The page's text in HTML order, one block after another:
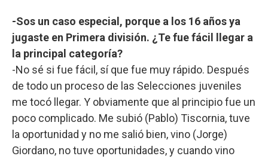
-Sos un caso especial, porque a los 16 años ya
jugaste en Primera división. ¿Te fue fácil llegar a
la principal categoría?
-No sé si fue fácil, sí que fue muy rápido. Después
de todo un proceso de las Selecciones juveniles
me tocó llegar. Y obviamente que al principio fue un
poco complicado. Me subió (Pablo) Tiscornia, tuve
la oportunidad y no me salió bien, vino (Jorge)
Giordano, no tuve oportunidades, y cuando vino